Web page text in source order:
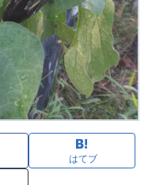
はてブ